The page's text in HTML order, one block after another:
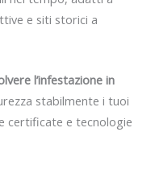
e siti storici a
l’infestazione in
stabilmente i tuoi
certificate e tecnologie